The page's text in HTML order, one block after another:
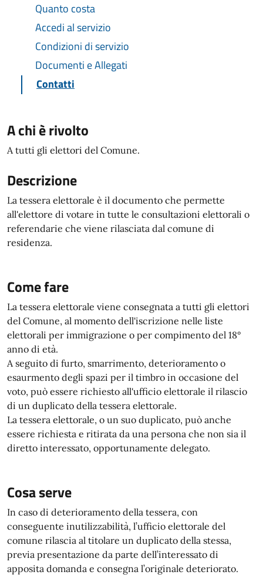
Quanto costa
Accedi al servizio
Condizioni di servizio
Documenti e Allegati
Contatti
A chi è rivolto
A tutti gli elettori del Comune.
Descrizione
La tessera elettorale è il documento che permette
all'elettore di votare in tutte le consultazioni elettorali o
referendarie che viene rilasciata dal comune di
residenza.
Come fare
La tessera elettorale viene consegnata a tutti gli elettori
del Comune, al momento dell'iscrizione nelle liste
elettorali per immigrazione o per compimento del 18°
anno di età.
A seguito di furto, smarrimento, deterioramento o
esaurmento degli spazi per il timbro in occasione del
voto, può essere richiesto all'ufficio elettorale il rilascio
di un duplicato della tessera elettorale.
La tessera elettorale, o un suo duplicato, può anche
essere richiesta e ritirata da una persona che non sia il
diretto interessato, opportunamente delegato.
Cosa serve
In caso di deterioramento della tessera, con
conseguente inutilizzabilità, l’ufficio elettorale del
comune rilascia al titolare un duplicato della stessa,
previa presentazione da parte dell’interessato di
apposita domanda e consegna l’originale deteriorato.